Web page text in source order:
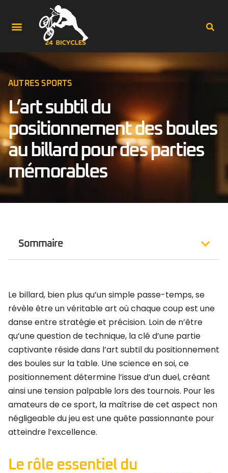
AUTRES SPORTS
L’art subtil du
positionnement des boules
au billard pour des parties
mémorables
Sommaire
Le billard, bien plus qu’un simple passe-temps, se
révèle être un véritable art où chaque coup est une
danse entre stratégie et précision. Loin de n’être
qu’une question de technique, la clé d’une partie
captivante réside dans l’art subtil du positionnement
des boules sur la table. Une science en soi, ce
positionnement détermine l’issue d’un duel, créant
ainsi une tension palpable lors des tournois. Pour les
amateurs de ce sport, la maîtrise de cet aspect non
négligeable du jeu est une quête passionnante pour
atteindre l’excellence.
Le rôle essentiel du